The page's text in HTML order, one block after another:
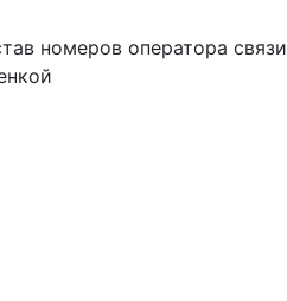
номеров оператора связи